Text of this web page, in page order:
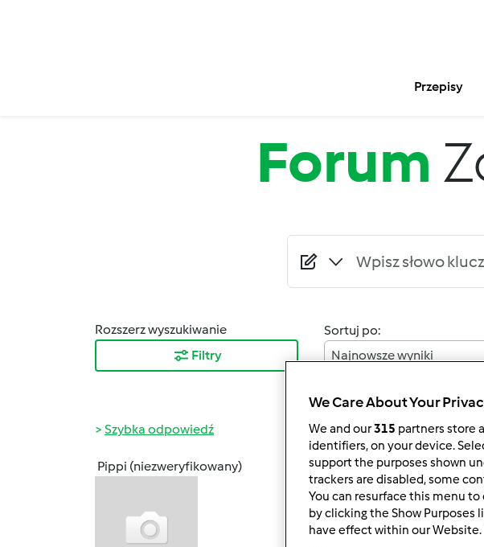
Przepisy
Forum
Rozszerz wyszukiwanie
Filtry
Sortuj po:
Najnowsze wyniki
Szybka odpowiedź
Pippi (niezweryfikowany)
śr., 04/09/2014 - 11:10
Przejrzałam przepisownię
ktore nie są apetyczne
atrakcją są przepisy)... no
We Care About Your
We and our315 partners store
identifiers, on your device.
support the purposes shown
trackers are disabled, some
You can resurface this menu
by clicking the Show Purposes
have effect within our Website.